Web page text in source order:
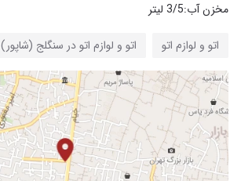
مخزن آب:3/5 لیتر
اتو و لوازم اتو اتو و لوازم اتو در سنگلج (شاپور)